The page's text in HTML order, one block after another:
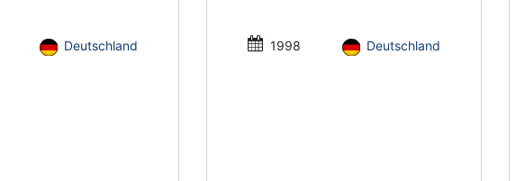
Deutschland 1998 Deutschland